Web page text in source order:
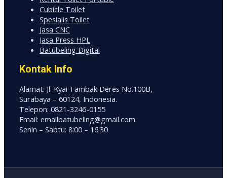
Cubicle Toilet
Spesialis Toilet
Jasa CNC
Jasa Press HPL
Batubeling Digital
Kontak Info
Alamat: Jl. Kyai Tambak Deres No.100B,
Surabaya – 60124, Indonesia.
Telepon: 0821-3246-0155
Email: emailbatubeling@gmail.com
Senin – Sabtu: 8:00 – 16:30